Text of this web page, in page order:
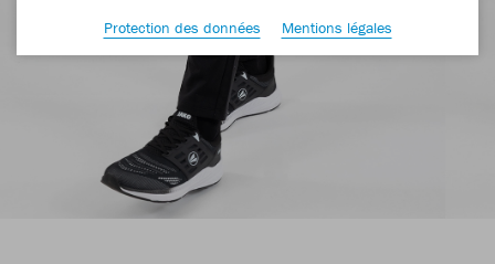
Protection des données
Mentions légales